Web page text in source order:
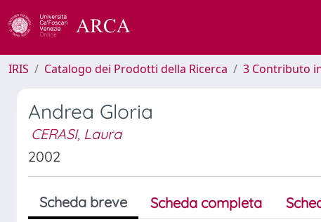
IRIS Catalogo dei Prodotti della Ricerca 3 Contributo
Andrea Gloria
CERASI, Laura
2002
Scheda breve Scheda completa